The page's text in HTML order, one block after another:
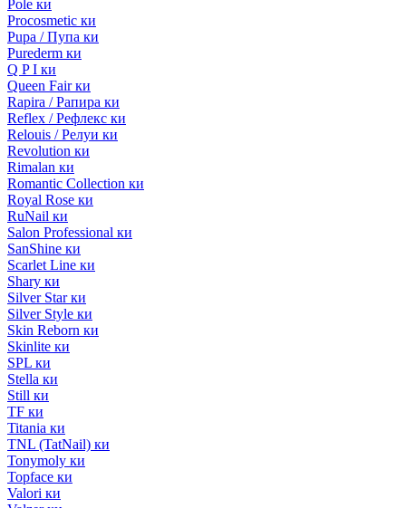
Pole ки
Procosmetic ки
Pupa / Пупа ки
Purederm ки
Q P I ки
Queen Fair ки
Rapira / Рапира ки
Reflex / Рефлекс ки
Relouis / Релуи ки
Revolution ки
Rimalan ки
Romantic Collection ки
Royal Rose ки
RuNail ки
Salon Professional ки
SanShine ки
Scarlet Line ки
Shary ки
Silver Star ки
Silver Style ки
Skin Reborn ки
Skinlite ки
SPL ки
Stella ки
Still ки
TF ки
Titania ки
TNL (TatNail) ки
Tonymoly ки
Topface ки
Valori ки